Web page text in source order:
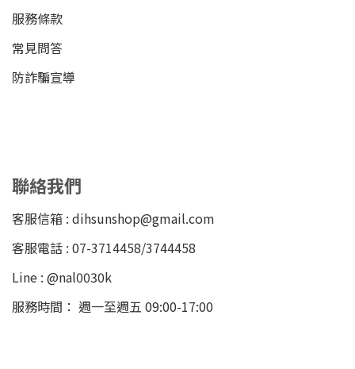
服務條款
常見問答
防詐騙宣導
聯絡我們
客服信箱 : dihsunshop@gmail.com
客服電話 : 07-3714458/3744458
Line : @nal0030k
服務時間： 週一至週五 09:00-17:00